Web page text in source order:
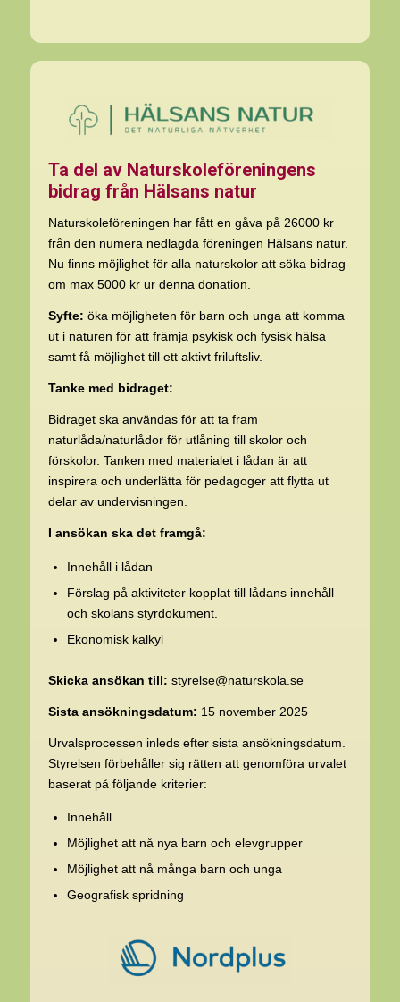
Ta del av Naturskoleföreningens
bidrag från Hälsans natur
Naturskoleföreningen har fått en gåva på 26000 kr
från den numera nedlagda föreningen Hälsans natur.
Nu finns möjlighet för alla naturskolor att söka bidrag
om max 5000 kr ur denna donation.
Syfte: öka möjligheten för barn och unga att komma
ut i naturen för att främja psykisk och fysisk hälsa
samt få möjlighet till ett aktivt friluftsliv.
Tanke med bidraget:
Bidraget ska användas för att ta fram
naturlåda/naturlådor för utlåning till skolor och
förskolor. Tanken med materialet i lådan är att
inspirera och underlätta för pedagoger att flytta ut
delar av undervisningen.
I ansökan ska det framgå:
Innehåll i lådan
Förslag på aktiviteter kopplat till lådans innehåll
och skolans styrdokument.
Ekonomisk kalkyl
Skicka ansökan till: styrelse@naturskola.se
Sista ansökningsdatum: 15 november 2025
Urvalsprocessen inleds efter sista ansökningsdatum.
Styrelsen förbehåller sig rätten att genomföra urvalet
baserat på följande kriterier:
Innehåll
Möjlighet att nå nya barn och elevgrupper
Möjlighet att nå många barn och unga
Geografisk spridning